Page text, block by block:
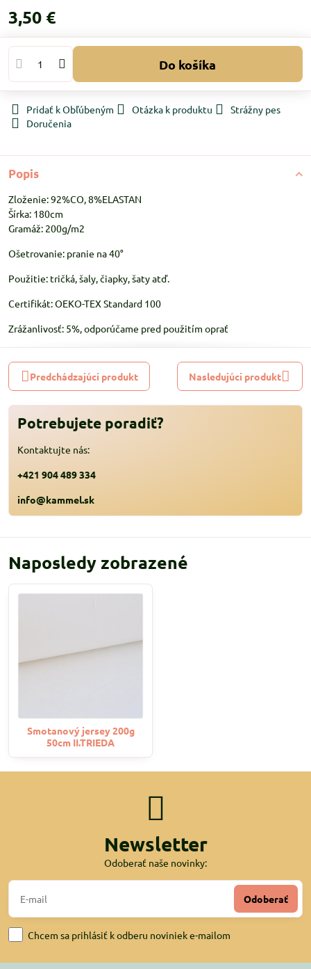
3,50 €
Do košíka
Pridať k Obľúbeným Otázka k produktu
Strážny pes
Doručenia
Popis
Zloženie: 92%CO, 8%ELASTAN
Šírka: 180cm
Gramáž: 200g/m2
Ošetrovanie: pranie na 40°
Použitie: tričká, šaly, čiapky, šaty atď.
Certifikát: OEKO-TEX Standard 100
Zrážanlivosť: 5%, odporúčame pred použitím oprať
Predchádzajúci produkt Nasledujúci produkt
Potrebujete poradiť?
Kontaktujte nás:
+421 904 489 334
info@kammel.sk
Naposledy zobrazené
Smotanový jersey 200g
50cm II.TRIEDA
Newsletter
Odoberať naše novinky:
Odoberať
Chcem sa prihlásiť k odberu noviniek e-mailom